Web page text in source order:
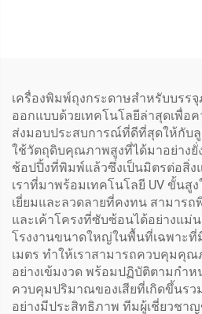
เครื่องพิมพ์ถุงกระดาษสำหรับบรร
ออกแบบด้วยเทคโนโลยีล่าสุดเพื่อ
ส่งมอบประสบการณ์ที่ดีที่สุดให้กับลู
ใช้วัตถุดิบคุณภาพสูงที่ได้มาอย่างยั่
ช้อปปิ้งที่พิมพ์แล้วซึ่งเป็นมิตรต่อสิ่ง
เราที่มาพร้อมเทคโนโลยี UV ขั้น
เยี่ยมและลวดลายที่คงทน สามา
และเค้าโครงที่ซับซ้อนได้อย่างแม่น
โรงงานขนาดใหญ่ในพื้นที่เฉพาะที่
เมตร ทำให้เราสามารถควบคุมคุณ
อย่างเข้มงวด พร้อมปฏิบัติตามกำห
ควบคุมปริมาณของเสียที่เกิดขึ้นรว
อย่างมีประสิทธิภาพ ทีมผู้เชี่ยวชาญ